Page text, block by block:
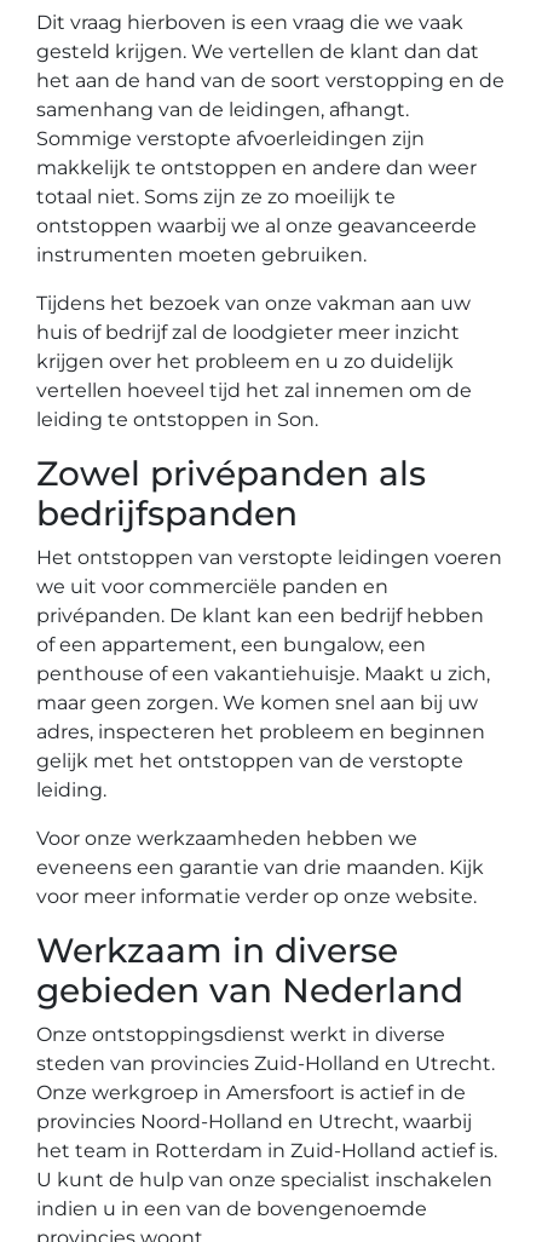
Dit vraag hierboven is een vraag die we vaak
gesteld krijgen. We vertellen de klant dan dat
het aan de hand van de soort verstopping en de
samenhang van de leidingen, afhangt.
Sommige verstopte afvoerleidingen zijn
makkelijk te ontstoppen en andere dan weer
totaal niet. Soms zijn ze zo moeilijk te
ontstoppen waarbij we al onze geavanceerde
instrumenten moeten gebruiken.
Tijdens het bezoek van onze vakman aan uw
huis of bedrijf zal de loodgieter meer inzicht
krijgen over het probleem en u zo duidelijk
vertellen hoeveel tijd het zal innemen om de
leiding te ontstoppen in Son.
Zowel privépanden als
bedrijfspanden
Het ontstoppen van verstopte leidingen voeren
we uit voor commerciële panden en
privépanden. De klant kan een bedrijf hebben
of een appartement, een bungalow, een
penthouse of een vakantiehuisje. Maakt u zich,
maar geen zorgen. We komen snel aan bij uw
adres, inspecteren het probleem en beginnen
gelijk met het ontstoppen van de verstopte
leiding.
Voor onze werkzaamheden hebben we
eveneens een garantie van drie maanden. Kijk
voor meer informatie verder op onze website.
Werkzaam in diverse
gebieden van Nederland
Onze ontstoppingsdienst werkt in diverse
steden van provincies Zuid-Holland en Utrecht.
Onze werkgroep in Amersfoort is actief in de
provincies Noord-Holland en Utrecht, waarbij
het team in Rotterdam in Zuid-Holland actief is.
U kunt de hulp van onze specialist inschakelen
indien u in een van de bovengenoemde